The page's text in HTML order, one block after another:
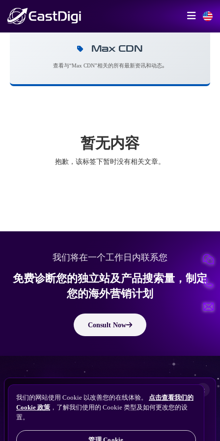
Max CDN
查看与“Max CDN”相关的所有最新资讯和动态。
暂无内容
抱歉，该标签下暂时没有相关文章。
我们将在一个工作日内联系您
免费诊断您的独立站及产品搜索量，制定
您的海外营销计划
Consult Now
版权所有 © 2010 ~ 2026 隽永东方/EastDigi--专注企业海外业务增长
备案号：苏ICP备14005285号-11
我们的网站使用 Cookie 以改善您的在线体验。 点击查看我们的
Cookie 政策 ，了解我们使用的 Cookie 类型及如何更改您的设
置。
×
Perplexity
Gemini
ChatGPT
搜索找到您的独立站？
免费获取隽永东方 SEO / AEO / GEO 独立站可见